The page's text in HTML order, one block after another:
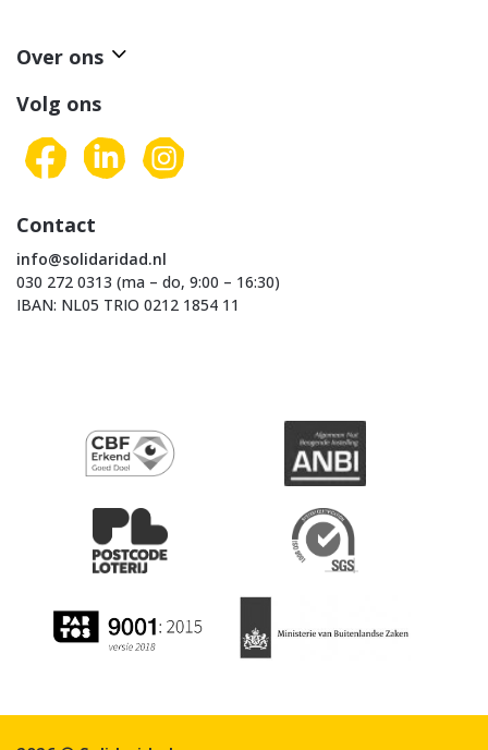
Over ons
Volg ons
Contact
info@solidaridad.nl
030 272 0313 (ma – do, 9:00 – 16:30)
IBAN: NL05 TRIO 0212 1854 11